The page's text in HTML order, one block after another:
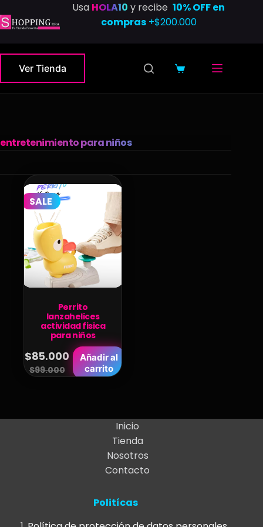
al
Usa HOLA10 y recibe10% OFF en
compras+$200.000
Ver Tienda
Carro
entretenimiento para niños
SALE
Perrito
lanzahelices
actividad fisica
para niños
$99.000
Original
$99.000.
$85.000
Current
$85.000.
Añadir al
carrito
Inicio
Tienda
Nosotros
Contacto
Politícas